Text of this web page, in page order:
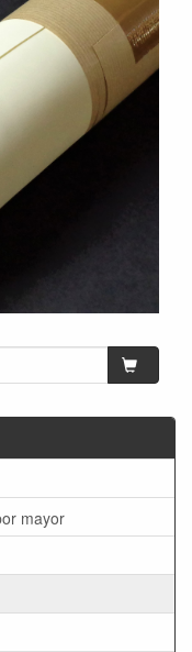
mayor